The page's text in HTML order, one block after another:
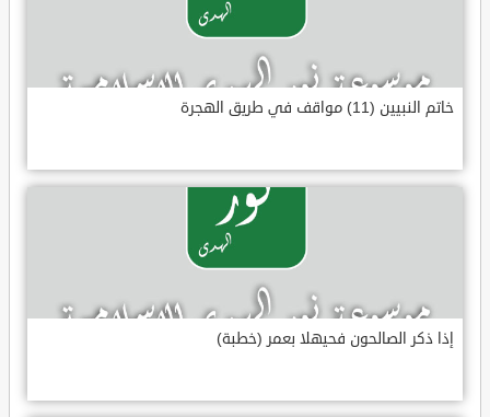
خاتم النبيين (11) مواقف في طريق الهجرة
إذا ذكر الصالحون فحيهلا بعمر (خطبة)